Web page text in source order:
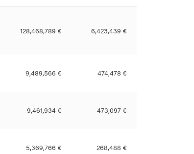
128,468,789 € 6,423,439 €
9,489,566 € 474,478 €
9,461,934 € 473,097 €
5,369,766 € 268,488 €